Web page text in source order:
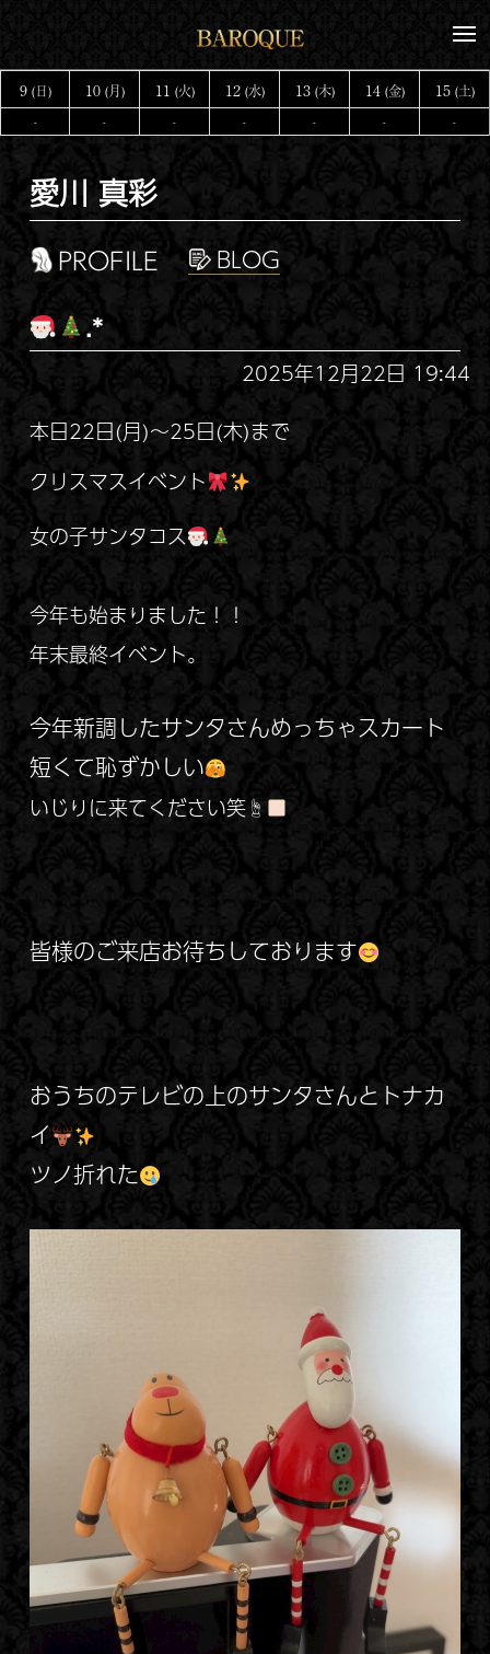
テ
ン
ツ
メ
ュ
ー
9 (日) 10 (月) 11 (火) 12 (水) 13 (木) 14 (金) 15 (土)
- - - - - - -
愛川 真彩
PROFILE
.*
2025年12月22日 19:44
本日22日(月)～25日(木)まで
クリスマスイベント
女の子サンタコス
今年も始まりました！！
年末最終イベント。
今年新調したサンタさんめっちゃスカート
短くて恥ずかしい
いじりに来てください笑☝
皆様のご来店お待ちしております
おうちのテレビの上のサンタさんとトナカ
イ
ツノ折れた